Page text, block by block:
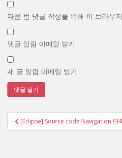
다음 번 댓글 작성을 위해 이 브라우
댓글 알림 이메일 받기
새 글 알림 이메일 받기
글
탐
[Eclipse] Source code Navigation 단